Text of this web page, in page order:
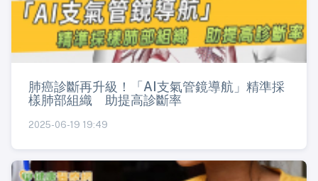
肺癌診斷再升級！「AI支氣管鏡導航」精準採
樣肺部組織 助提高診斷率
2025-06-19 19:49